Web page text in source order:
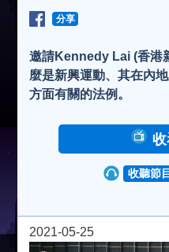
分享
邀請Kennedy Lai (香港
麼是新興運動、其在內
方面有關的法例。
收
收聽節目
2021-05-25